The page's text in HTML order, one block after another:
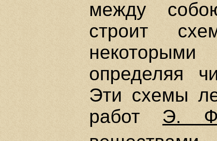
между
строит
определяя
Эти схемы
работ Э.